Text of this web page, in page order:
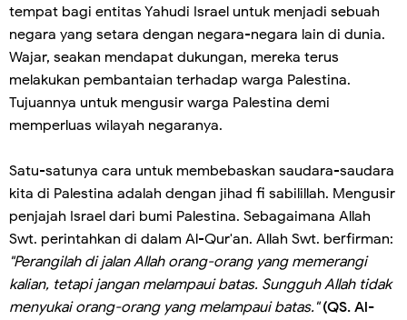
tempat bagi entitas Yahudi Israel untuk menjadi sebuah
negara yang setara dengan negara-negara lain di dunia.
Wajar, seakan mendapat dukungan, mereka terus
melakukan pembantaian terhadap warga Palestina.
Tujuannya untuk mengusir warga Palestina demi
memperluas wilayah negaranya.
Satu-satunya cara untuk membebaskan saudara-saudara
kita di Palestina adalah dengan jihad fi sabilillah. Mengusir
penjajah Israel dari bumi Palestina. Sebagaimana Allah
Swt. perintahkan di dalam Al-Qur'an. Allah Swt. berfirman:
"Perangilah di jalan Allah orang-orang yang memerangi
kalian, tetapi jangan melampaui batas. Sungguh Allah tidak
menyukai orang-orang yang melampaui batas." (QS. Al-